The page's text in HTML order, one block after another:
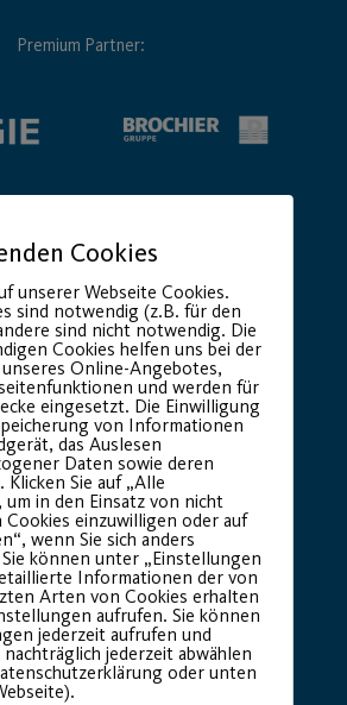
Premium Partner:
Basic Partner:
Cookies
unserer Webseite Cookies.
sind notwendig (z.B. für den
sind nicht notwendig. Die
Cookies helfen uns bei der
Online-Angebotes,
und werden für
eingesetzt. Die Einwilligung
von Informationen
das Auslesen
Daten sowie deren
Sie auf „Alle
um in den Einsatz von nicht
einzuwilligen oder auf
wenn Sie sich anders
können unter „Einstellungen
Informationen der von
Arten von Cookies erhalten
aufrufen. Sie können
jederzeit aufrufen und
nachträglich jederzeit abwählen
oder unten